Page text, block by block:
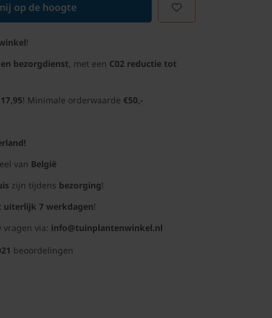
op de hoogte
!
bezorgdienst, met een C02 reductie tot
! Minimale orderwaarde €50,-
van België
zijn tijdens bezorging!
uiterlijk 7 werkdagen!
vragen via: info@tuinplantenwinkel.nl
beoordelingen